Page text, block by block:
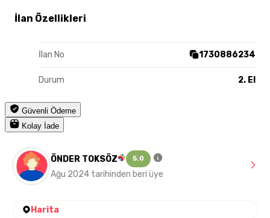
İlan Özellikleri
İlan No 1730886234
Durum 2. El
Güvenli Ödeme
Kolay İade
ÖNDER TOKSÖZ 5.0
Ağu 2024 tarihinden beri üye
Harita